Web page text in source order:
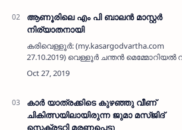
ആണൂരിലെ എം പി ബാലന്‍ മാസ്റ്റര്‍
നിര്യാതനായി
കരിവെള്ളൂര്‍: (my.kasargodvartha.com
27.10.2019) വെള്ളൂര്‍ ചന്തന്‍ മെമ്മോറിയല്‍
പ്രധാനാധ്യാപകന്‍ ആണൂരിലെ എം പി
മാസ്റ്റര്‍ (80) നിര്യാതനായി. സി പി എം
കാർ യാത്രക്കിടെ കുഴഞ്ഞു വീണ്
ചികിത്സയിലായിരുന്ന ജുമാ മസ്ജിദ്
സെക്രട്ടറി മരണപ്പെട്ടു